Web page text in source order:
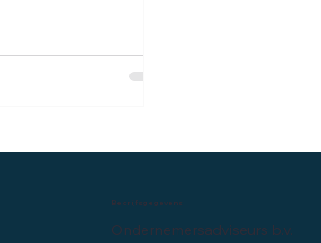
Bedrijfsgegevens
Ondernemersadviseurs b.v.